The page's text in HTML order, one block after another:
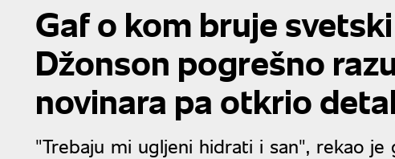
Gaf o kom bruje
Džonson pogrešno
novinara pa otkrio
"Trebaju mi ugljeni hidrati i san", rekao je